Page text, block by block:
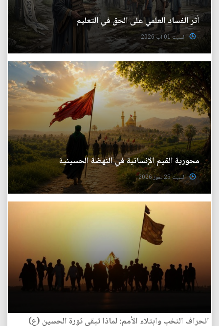
أثر الفساد العلمي على الحق في التعليم
السبت 01 آب 2026
محورية القيم الإنسانية في النهضة الحسينية
السبت 25 تموز 2026
انحراف النخب وابتلاء الأمم: لماذا تبقى ثورة الحسين (ع)